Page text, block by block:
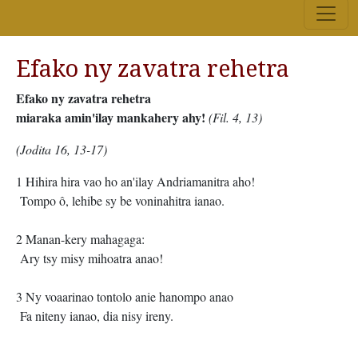
Efako ny zavatra rehetra
Efako ny zavatra rehetra
miaraka amin'ilay mankahery ahy! (Fil. 4, 13)
(Jodita 16, 13-17)
1 Hihira hira vao ho an'ilay Andriamanitra aho!
Tompo ô, lehibe sy be voninahitra ianao.
2 Manan-kery mahagaga:
Ary tsy misy mihoatra anao!
3 Ny voaarinao tontolo anie hanompo anao
Fa niteny ianao, dia nisy ireny.